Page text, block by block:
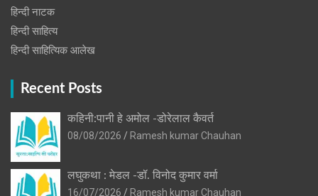
हिन्‍दी नाटक
हिन्दी साहित्य
हिन्दी साहित्यिक आलेख
Recent Posts
कहिनी:पानी हे अमोल -डोरेलाल कैवर्त
08/08/2026
Ramesh kumar Chauhan
लघुकथा : मेडल -डॉ. विनोद कुमार वर्मा
16/07/2026
Ramesh kumar Chauhan